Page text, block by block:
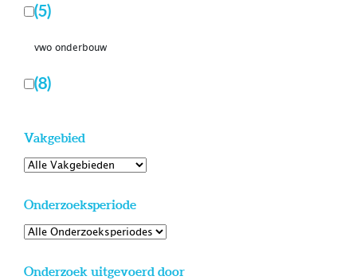
(5)
vwo onderbouw
(8)
Vakgebied
Onderzoeksperiode
Onderzoek uitgevoerd door